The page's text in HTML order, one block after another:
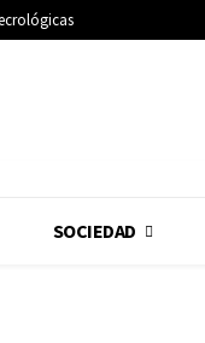
SOCIEDAD